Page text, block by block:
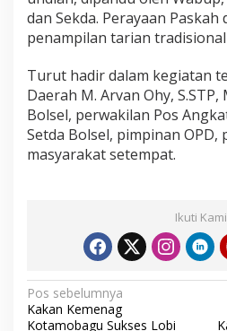
dan Sekda. Perayaan
penampilan tarian
Turut hadir dalam kegiatan
Daerah M. Arvan Ohy,
Bolsel, perwakilan Pos
Setda Bolsel, pimpinan OPD,
masyarakat setempat.
Ikuti Kami
N
a
Pos sebelumnya
Kakan Kemenag
Kotamobagu Sukses Lobi